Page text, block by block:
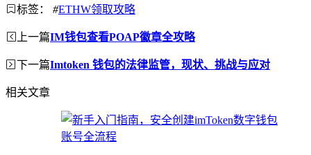
标签： #ETHW领取攻略
上一篇IM钱包查看POAP徽章全攻略
下一篇Imtoken 钱包的法律监管，现状、挑战与应对
相关文章